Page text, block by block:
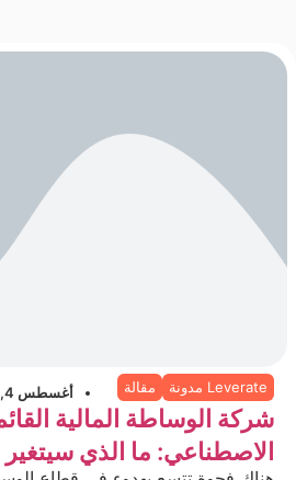
Leverate مدونة مقالة أغسطس 4, 2026
شركة الوساطة المالية
الاصطناعي: ما الذي سيتغير في